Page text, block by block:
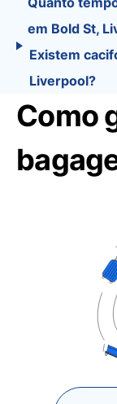
em Bold St,
Existem
Liverpool?
Como